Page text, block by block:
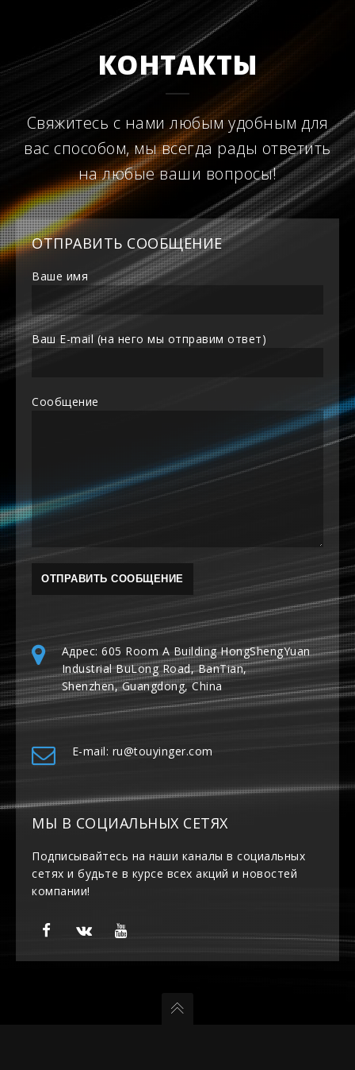
КОНТАКТЫ
Свяжитесь с нами любым удобным для
вас способом, мы всегда рады ответить
на любые ваши вопросы!
ОТПРАВИТЬ СООБЩЕНИЕ
Ваше имя
Ваш E-mail (на него мы отправим ответ)
Сообщение
Адрес: 605 Room A Building HongShengYuan
Industrial BuLong Road, BanTian,
Shenzhen, Guangdong, China
E-mail: ru@touyinger.com
МЫ В СОЦИАЛЬНЫХ СЕТЯХ
Подписывайтесь на наши каналы в социальных
сетях и будьте в курсе всех акций и новостей
компании!